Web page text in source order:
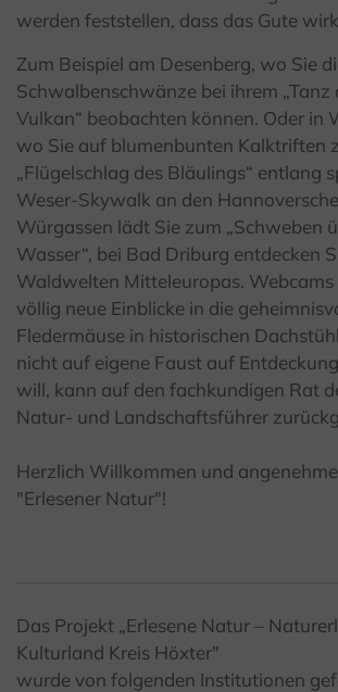
werden feststellen, dass das Gute
Zum Beispiel am Desenberg, wo Sie
Schwalbenschwänze bei ihrem „Tanz
Vulkan“ beobachten können. Oder in
wo Sie auf blumenbunten Kalktriften
„Flügelschlag des Bläulings“ entlang
Weser-Skywalk an den
Würgassen lädt Sie zum „Schweben
Wasser“, bei Bad Driburg entdecken
Waldwelten Mitteleuropas. Webcams
völlig neue Einblicke in die
Fledermäuse in historischen
nicht auf eigene Faust auf
will, kann auf den fachkundigen Rat
Natur- und Landschaftsführer
Herzlich Willkommen und
"Erlesener Natur"!
Das Projekt „Erlesene Natur –
Kulturland Kreis Höxter"
wurde von folgenden Institutionen